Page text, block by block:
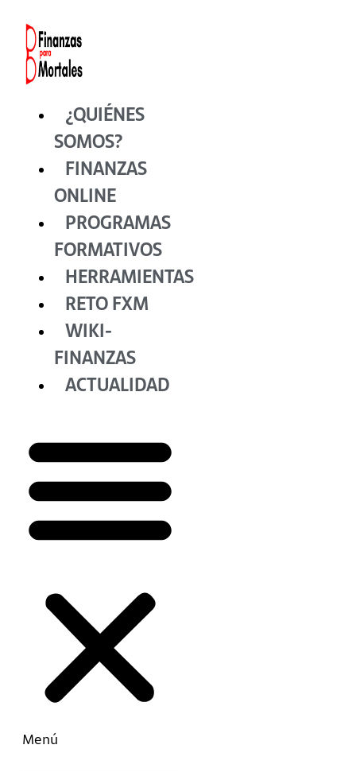
contenido
¿QUIÉNES
SOMOS?
FINANZAS
ONLINE
PROGRAMAS
FORMATIVOS
HERRAMIENTAS
RETO FXM
WIKI-
FINANZAS
ACTUALIDAD
Menú